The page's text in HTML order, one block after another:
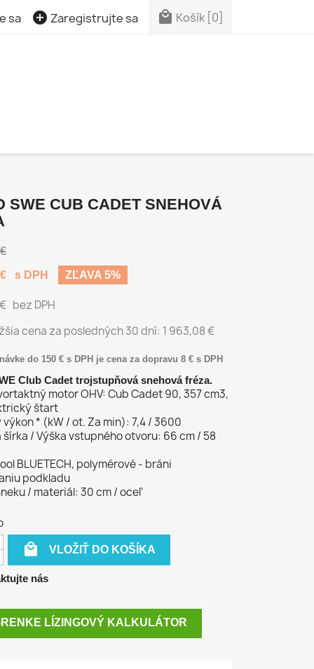
sa  Zaregistrujte sa  Košík [0]
SWE CUB CADET SNEHOVÁ
s DPH ZĽAVA 5%
bez DPH
cena za posledných 30 dní: 1 963,08 €
do 150 € s DPH je cena za dopravu 8 € s DPH
Club Cadet trojstupňová snehová fréza.
motor OHV: Cub Cadet 90, 357 cm3,
štart
výkon * (kW / ot. Za min): 7,4 / 3600
šírka / Výška vstupného otvoru: 66 cm / 58
BLUETECH, polymérové ​​- bráni
podkladu
/ materiál: 30 cm / oceľ
 VLOŽIŤ DO KOŠÍKA
nás
LÍZINGOVÝ KALKULÁTOR